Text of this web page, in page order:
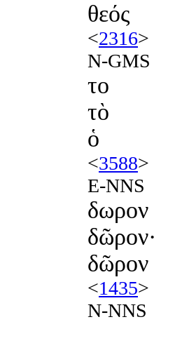
θεός
<2316>
N-GMS
το
τὸ
ὁ
<3588>
E-NNS
δωρον
δῶρον·
δῶρον
<1435>
N-NNS